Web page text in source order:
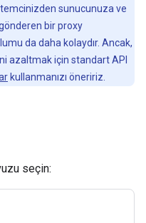
sunucunuza ve
bir proxy
da daha kolaydır. Ancak,
azaltmak için standart API
kullanmanızı öneririz.
seçin: